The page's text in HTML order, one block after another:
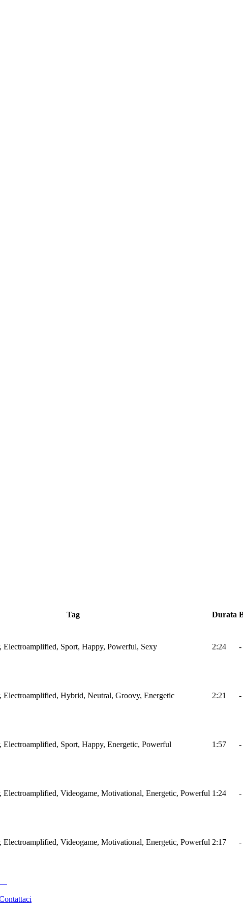
Tag Durata
Electroamplified, Sport, Happy, Powerful, Sexy 2:24 -
Electroamplified, Hybrid, Neutral, Groovy, Energetic 2:21 -
Electroamplified, Sport, Happy, Energetic, Powerful 1:57 -
Electroamplified, Videogame, Motivational, Energetic, Powerful 1:24 -
Electroamplified, Videogame, Motivational, Energetic, Powerful 2:17 -